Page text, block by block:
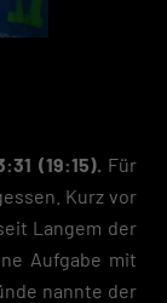
(19:15). Für
Kurz vor
Langem der
Aufgabe mit
nannte der